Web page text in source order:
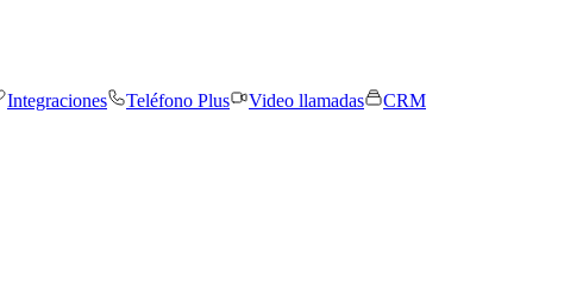
Integraciones Teléfono Plus Video llamadas
CRM